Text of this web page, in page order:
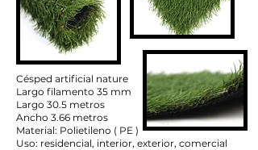
Césped artificial nature
Largo filamento 35 mm
Largo 30.5 metros
Ancho 3.66 metros
Material: Polietileno ( PE )
Uso: residencial, interior, exterior, comercial